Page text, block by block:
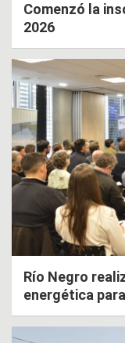
Comenzó la
2026
Río Negro
energética